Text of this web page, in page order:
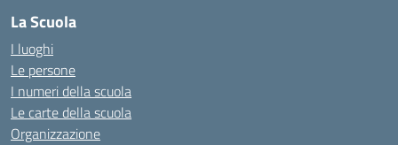
La Scuola
I luoghi
Le persone
I numeri della scuola
Le carte della scuola
Organizzazione